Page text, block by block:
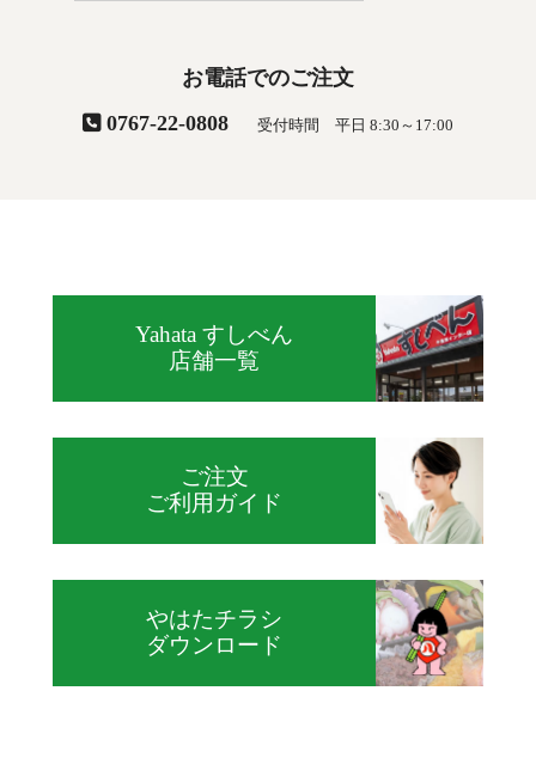
お電話でのご注文
0767-22-0808
受付時間 平日 8:30～17:00
Yahata すしべん
店舗一覧
ご注文
ご利用ガイド
やはたチラシ
ダウンロード